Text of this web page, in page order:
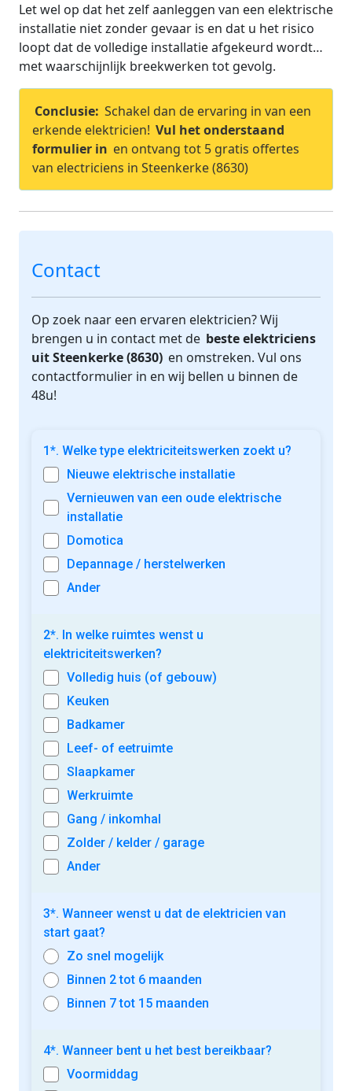
Let wel op dat het zelf aanleggen van een elektrische
installatie niet zonder gevaar is en dat u het risico
loopt dat de volledige installatie afgekeurd wordt…
met waarschijnlijk breekwerken tot gevolg.
Conclusie: Schakel dan de ervaring in van een
erkende elektricien! Vul het onderstaand
formulier in en ontvang tot 5 gratis offertes
van electriciens in Steenkerke (8630)
Contact
Op zoek naar een ervaren elektricien? Wij
brengen u in contact met de beste elektriciens
uit Steenkerke (8630) en omstreken. Vul ons
contactformulier in en wij bellen u binnen de
48u!
1*. Welke type elektriciteitswerken zoekt u?
Nieuwe elektrische installatie
Vernieuwen van een oude elektrische
installatie
Domotica
Depannage / herstelwerken
Ander
2*. In welke ruimtes wenst u
elektriciteitswerken?
Volledig huis (of gebouw)
Keuken
Badkamer
Leef- of eetruimte
Slaapkamer
Werkruimte
Gang / inkomhal
Zolder / kelder / garage
Ander
3*. Wanneer wenst u dat de elektricien van
start gaat?
Zo snel mogelijk
Binnen 2 tot 6 maanden
Binnen 7 tot 15 maanden
4*. Wanneer bent u het best bereikbaar?
Voormiddag